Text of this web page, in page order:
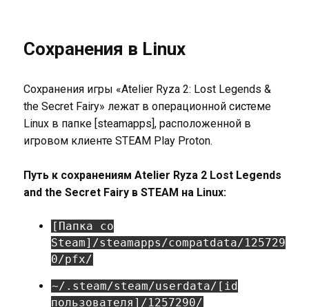
Сохранения в Linux
Сохранения игры «Atelier Ryza 2: Lost Legends &
the Secret Fairy» лежат в операционной системе
Linux в папке [steamapps], расположенной в
игровом клиенте STEAM Play Proton.
Путь к сохранениям Atelier Ryza 2 Lost Legends
and the Secret Fairy в STEAM на Linux:
[Папка со
Steam]/steamapps/compatdata/125729
0/pfx/
~/.steam/steam/userdata/[id
пользователя]/1257290/